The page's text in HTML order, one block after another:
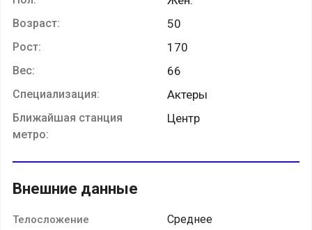
Возраст: 50
Рост: 170
Вес: 66
Специализация: Актеры
Ближайшая станция
метро:
Центр
Внешние данные
Телосложение Среднее